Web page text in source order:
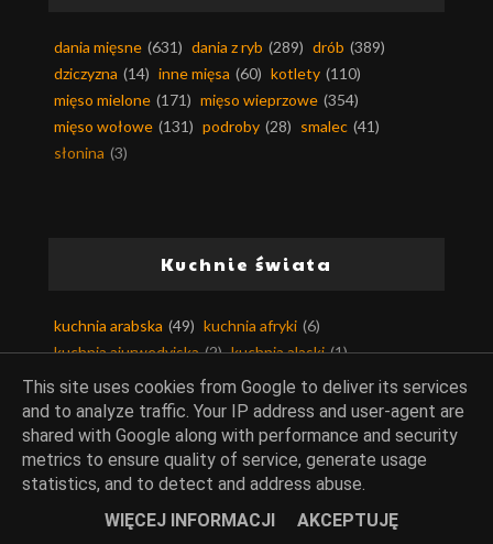
dania mięsne (631) dania z ryb (289) drób (389)
dziczyzna (14) inne mięsa (60) kotlety (110)
mięso mielone (171) mięso wieprzowe (354)
mięso wołowe (131) podroby (28) smalec (41)
słonina (3)
Kuchnie świata
kuchnia arabska (49) kuchnia afryki (6)
kuchnia ajurwedyjska (2) kuchnia alaski (1)
kuchnia algierska (2) kuchnia amerykańska (36)
kuchnia andaluzji (13) kuchnia angielska (24)
kuchnia argentyńska (3) kuchnia armenii (2)
kuchnia australijska (20) kuchnia austriacka (9)
kuchnia azjatycka (99) kuchnia bahrajnu (3)
kuchnia bałkańska (34) kuchnia belgijska (4)
This site uses cookies from Google to deliver its services
and to analyze traffic. Your IP address and user-agent are
shared with Google along with performance and security
metrics to ensure quality of service, generate usage
statistics, and to detect and address abuse.
WIĘCEJ INFORMACJI
AKCEPTUJĘ